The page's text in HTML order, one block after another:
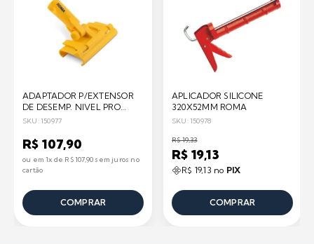
ADAPTADOR P/EXTENSOR
DE DESEMP. NIVEL PRO
ROMA
SKU: 150977
R$ 107,90
ou em 1x de R$ 107,90 sem juros no
cartão
COMPRAR
APLICADOR SILICONE
320X52MM ROMA
SKU: 150978
R$ 19,33
R$ 19,13
R$ 19,13 no PIX
COMPRAR